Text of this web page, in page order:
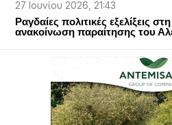
27 Ιουνίου 2026, 21:43
Ραγδαίες πολιτικές εξελίξεις
ανακοίνωση παραίτησης του